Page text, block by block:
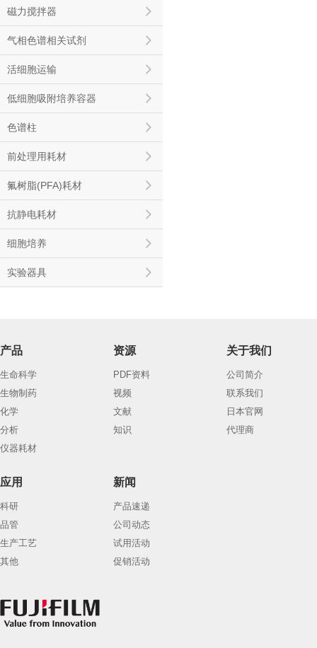
磁力搅拌器
气相色谱相关试剂
活细胞运输
低细胞吸附培养容器
色谱柱
前处理用耗材
氟树脂(PFA)耗材
抗静电耗材
细胞培养
实验器具
产品
生命科学
生物制药
化学
分析
仪器耗材
资源
PDF资料
视频
文献
知识
关于我们
公司简介
联系我们
日本官网
代理商
应用
科研
品管
生产工艺
其他
新闻
产品速递
公司动态
试用活动
促销活动